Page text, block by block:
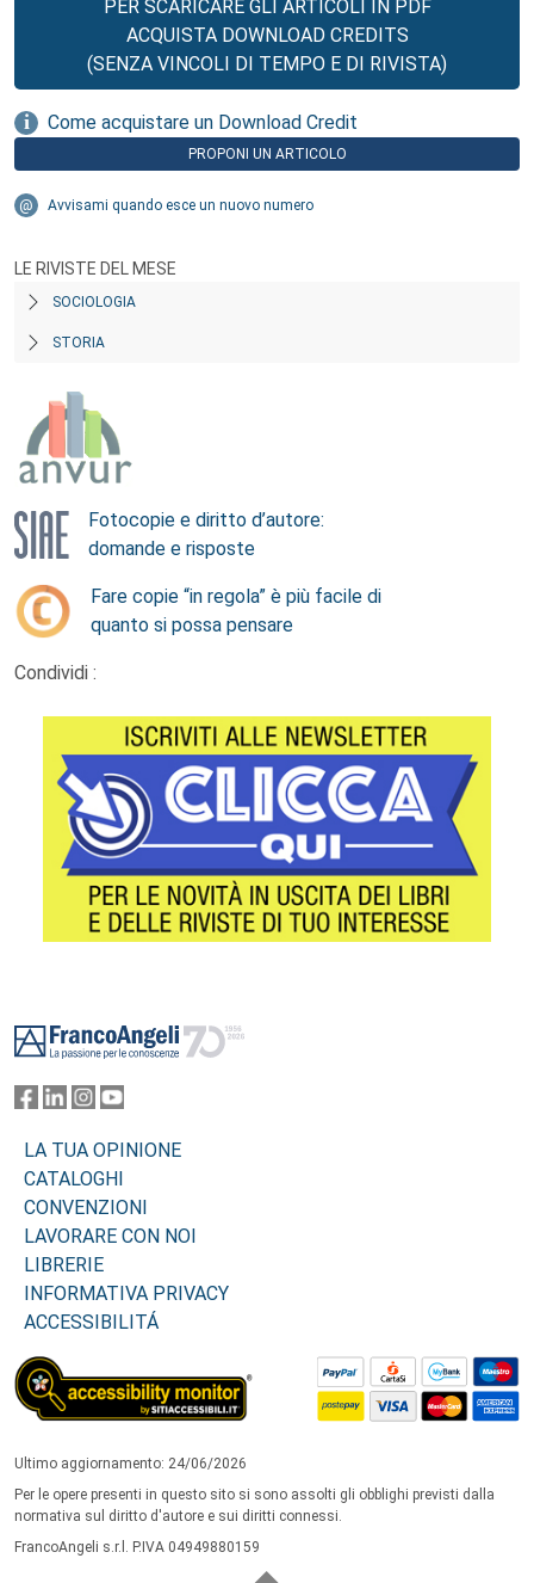
PER SCARICARE GLI ARTICOLI IN PDF
ACQUISTA DOWNLOAD CREDITS
(SENZA VINCOLI DI TEMPO E DI RIVISTA)
Come acquistare un Download Credit
PROPONI UN ARTICOLO
Avvisami quando esce un nuovo numero
LE RIVISTE DEL MESE
SOCIOLOGIA
STORIA
Fotocopie e diritto d’autore:
domande e risposte
Fare copie “in regola” è più facile di
quanto si possa pensare
Condividi :
LA TUA OPINIONE
CATALOGHI
CONVENZIONI
LAVORARE CON NOI
LIBRERIE
INFORMATIVA PRIVACY
ACCESSIBILITÁ
Ultimo aggiornamento: 24/06/2026
Per le opere presenti in questo sito si sono assolti gli obblighi previsti dalla
normativa sul diritto d'autore e sui diritti connessi.
FrancoAngeli s.r.l. P.IVA 04949880159